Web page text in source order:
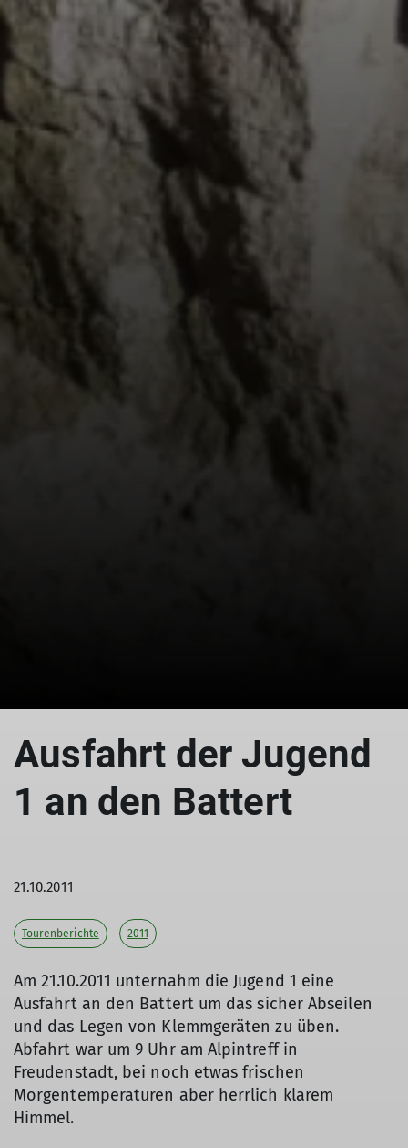
Ausfahrt der Jugend
1 an den Battert
21.10.2011
Tourenberichte 2011
Am 21.10.2011 unternahm die Jugend 1 eine
Ausfahrt an den Battert um das sicher Abseilen
und das Legen von Klemmgeräten zu üben.
Abfahrt war um 9 Uhr am Alpintreff in
Freudenstadt, bei noch etwas frischen
Morgentemperaturen aber herrlich klarem
Himmel.